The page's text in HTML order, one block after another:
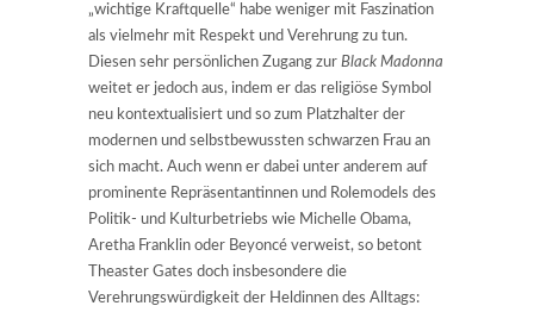
„wichtige Kraftquelle“ habe weniger mit Faszination
als vielmehr mit Respekt und Verehrung zu tun.
Diesen sehr persönlichen Zugang zur Black Madonna
weitet er jedoch aus, indem er das religiöse Symbol
neu kontextualisiert und so zum Platzhalter der
modernen und selbstbewussten schwarzen Frau an
sich macht. Auch wenn er dabei unter anderem auf
prominente Repräsentantinnen und Rolemodels des
Politik- und Kulturbetriebs wie Michelle Obama,
Aretha Franklin oder Beyoncé verweist, so betont
Theaster Gates doch insbesondere die
Verehrungswürdigkeit der Heldinnen des Alltags: